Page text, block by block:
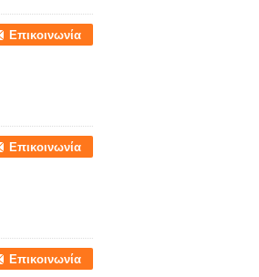
Επικοινωνία
Επικοινωνία
Επικοινωνία